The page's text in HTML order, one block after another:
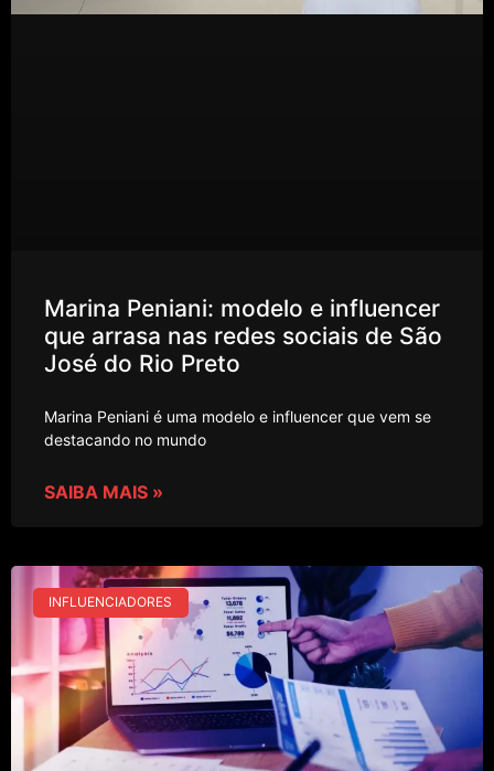
Marina Peniani: modelo e influencer
que arrasa nas redes sociais de São
José do Rio Preto
Marina Peniani é uma modelo e influencer que vem se
destacando no mundo
SAIBA MAIS »
INFLUENCIADORES